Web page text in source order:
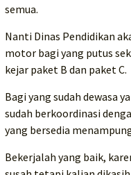
semua.
Nanti Dinas Pendidikan
motor bagi yang putus
kejar paket B dan paket C.
Bagi yang sudah dewasa
sudah berkoordinasi
yang bersedia
Bekerjalah yang baik,